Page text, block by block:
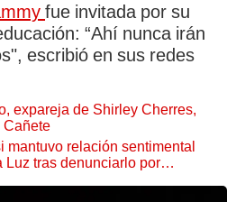
fue invitada por su
“Ahí nunca irán
escribió en sus redes
expareja de Shirley Cherres,
Cañete
mantuvo relación sentimental
tras denunciarlo por